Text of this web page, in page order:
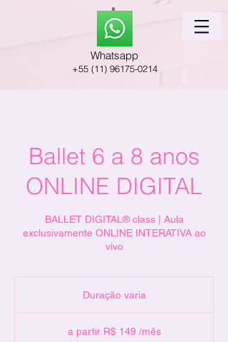
Whatsapp
+55 (11) 96175-0214
Ballet 6 a 8 anos
ONLINE DIGITAL
BALLET DIGITAL® class | Aula
exclusivamente ONLINE INTERATIVA ao
vivo
Duração varia
a
a partir R$ 149 /mês